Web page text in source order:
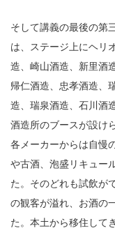
そして講義の最後の第
は、ステージ上にヘリ
造、崎山酒造、新里酒
帰仁酒造、忠孝酒造、
造、瑞泉酒造、石川酒
酒造所のブースが設け
各メーカーからは自慢
や古酒、泡盛リキュー
た。そのどれも試飲が
の観客が溢れ、お酒の
た。本土から移住して